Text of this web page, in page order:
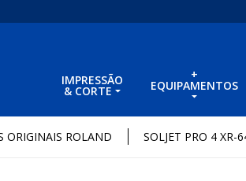
IMPRESSÃO
& CORTE
+
EQUIPAMENTOS
ORIGINAIS ROLAND SOLJET PRO 4 XR-